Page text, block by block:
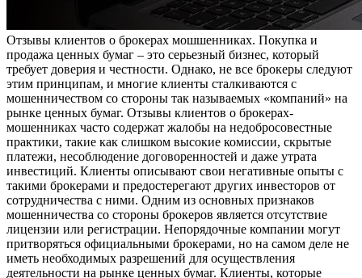
Oтзывы клиeнтoв o брокерах мошшенниках. Покупка и
продажа ценных бумаг – это серьезный бизнес, который
требует доверия и честности. Однако, не все брокеры следуют
этим принципам, и многие клиенты сталкиваются с
мошенничеством со стороны так называемых «компаний» на
рынке ценных бумаг. Отзывы клиентов о брокерах-
мошенниках часто содержат жалобы на недобросовестные
практики, такие как слишком высокие комиссии, скрытые
платежи, несоблюдение договоренностей и даже утрата
инвестиций. Клиенты описывают свои негативные опыты с
такими брокерами и предостерегают других инвесторов от
сотрудничества с ними. Одним из основных признаков
мошенничества со стороны брокеров является отсутствие
лицензии или регистрации. Непорядочные компании могут
притворяться официальными брокерами, но на самом деле не
иметь необходимых разрешений для осуществления
деятельности на рынке ценных бумаг. Клиенты, которые